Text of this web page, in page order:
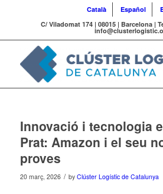
Català Español
C/ Viladomat 174 | 08015 | Barcelona |
Innovació i tecnologia
Prat: Amazon i el seu
proves
20 març, 2026 / by Clúster Logístic de Catalunya